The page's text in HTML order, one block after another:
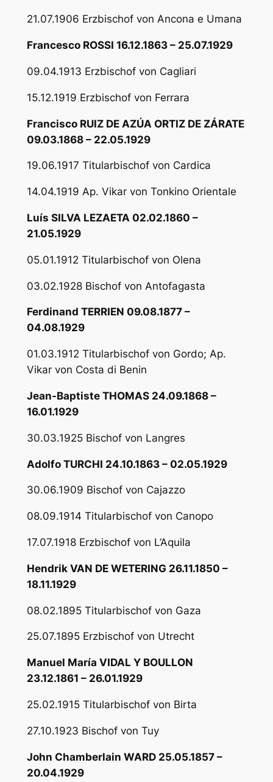
21.07.1906 Erzbischof von Ancona e Umana
Francesco ROSSI 16.12.1863 – 25.07.1929
09.04.1913 Erzbischof von Cagliari
15.12.1919 Erzbischof von Ferrara
Francisco RUIZ DE AZÚA ORTIZ DE ZÁRATE
09.03.1868 – 22.05.1929
19.06.1917 Titularbischof von Cardica
14.04.1919 Ap. Vikar von Tonkino Orientale
Luís SILVA LEZAETA 02.02.1860 –
21.05.1929
05.01.1912 Titularbischof von Olena
03.02.1928 Bischof von Antofagasta
Ferdinand TERRIEN 09.08.1877 –
04.08.1929
01.03.1912 Titularbischof von Gordo; Ap.
Vikar von Costa di Benin
Jean-Baptiste THOMAS 24.09.1868 –
16.01.1929
30.03.1925 Bischof von Langres
Adolfo TURCHI 24.10.1863 – 02.05.1929
30.06.1909 Bischof von Cajazzo
08.09.1914 Titularbischof von Canopo
17.07.1918 Erzbischof von L’Aquila
Hendrik VAN DE WETERING 26.11.1850 –
18.11.1929
08.02.1895 Titularbischof von Gaza
25.07.1895 Erzbischof von Utrecht
Manuel María VIDAL Y BOULLON
23.12.1861 – 26.01.1929
25.02.1915 Titularbischof von Birta
27.10.1923 Bischof von Tuy
John Chamberlain WARD 25.05.1857 –
20.04.1929